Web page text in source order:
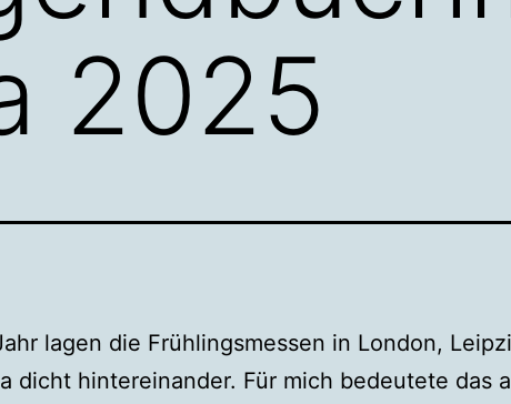
2025
lagen die Frühlingsmessen in London,
dicht hintereinander. Für mich bedeutete das